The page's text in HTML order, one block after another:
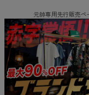
元帥専用先行販売ペ